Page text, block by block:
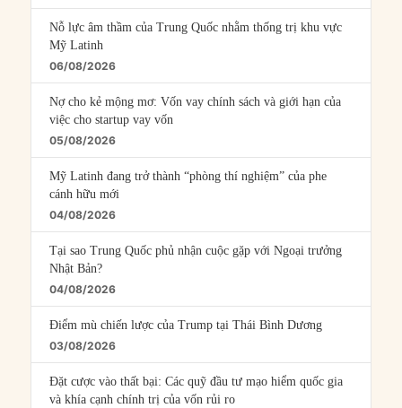
Nỗ lực âm thầm của Trung Quốc nhằm thống trị khu vực
Mỹ Latinh
06/08/2026
Nợ cho kẻ mộng mơ: Vốn vay chính sách và giới hạn của
việc cho startup vay vốn
05/08/2026
Mỹ Latinh đang trở thành “phòng thí nghiệm” của phe
cánh hữu mới
04/08/2026
Tại sao Trung Quốc phủ nhận cuộc gặp với Ngoại trưởng
Nhật Bản?
04/08/2026
Điểm mù chiến lược của Trump tại Thái Bình Dương
03/08/2026
Đặt cược vào thất bại: Các quỹ đầu tư mạo hiểm quốc gia
và khía cạnh chính trị của vốn rủi ro